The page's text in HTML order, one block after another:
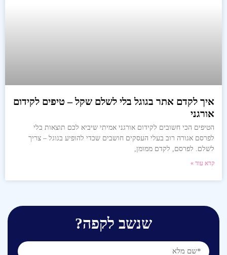
איך לקדם אתר בגוגל בלי לשלם שקל – טיפים לקידום
אורגני
הטיפים הכי חשובים לקידום אורגני אמיתי שיביא לכם תוצאות בלי
לפרסם אגורה רוב בעלי העסקים חושבים שכדי להופיע בגוגל – צריך
לשלם. לפרסם, לקדם ממומן,
קרא עוד »
שנשב לקפה?